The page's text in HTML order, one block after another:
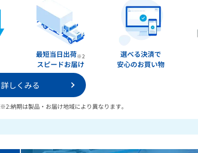
最短当日出荷※2
スピードお届け
選べる決済で
安心のお買い物
詳しくみる
※2:納期は製品・お届け地域により異なります。